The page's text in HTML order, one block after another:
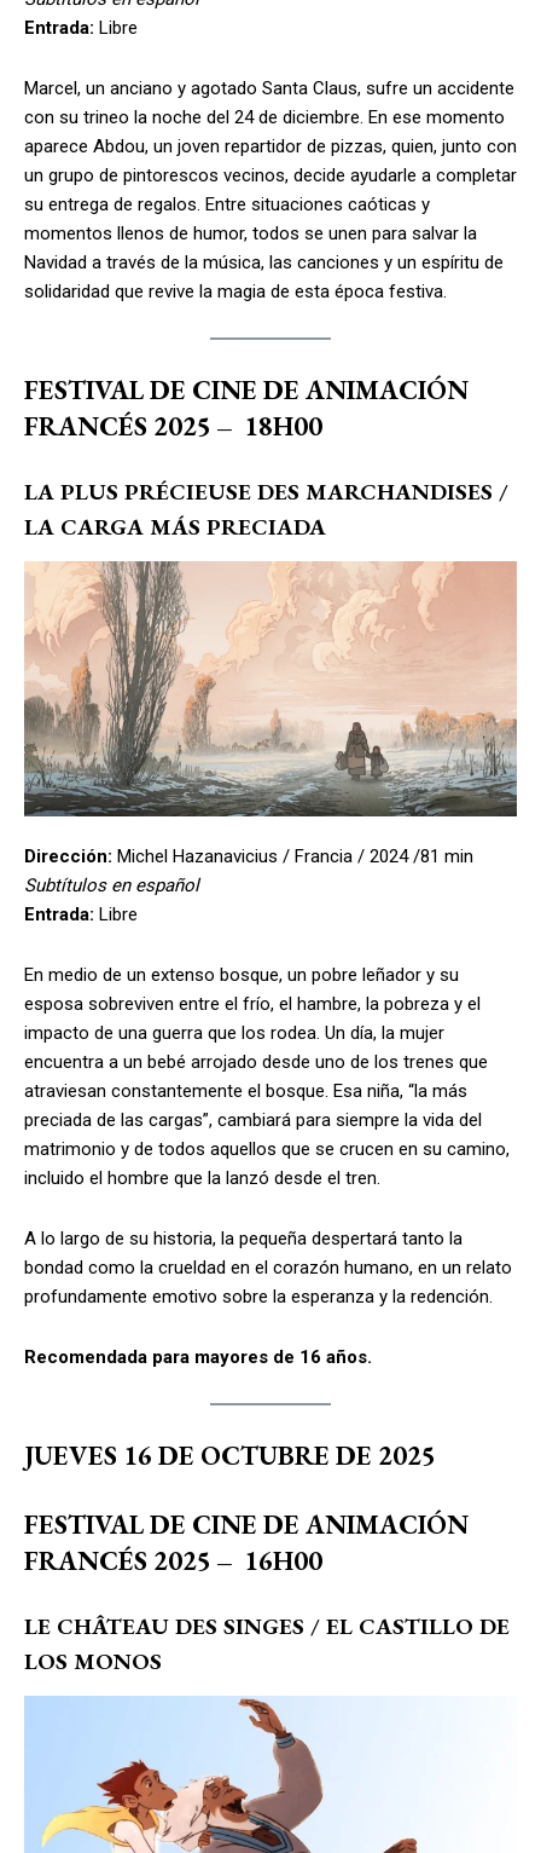
Entrada: Libre
Marcel, un anciano y agotado Santa Claus, sufre un accidente
con su trineo la noche del 24 de diciembre. En ese momento
aparece Abdou, un joven repartidor de pizzas, quien, junto con
un grupo de pintorescos vecinos, decide ayudarle a completar
su entrega de regalos. Entre situaciones caóticas y
momentos llenos de humor, todos se unen para salvar la
Navidad a través de la música, las canciones y un espíritu de
solidaridad que revive la magia de esta época festiva.
FESTIVAL DE CINE DE ANIMACIÓN
FRANCÉS 2025 – 18H00
LA PLUS PRÉCIEUSE DES MARCHANDISES /
LA CARGA MÁS PRECIADA
Dirección: Michel Hazanavicius / Francia / 2024 /81 min
Subtítulos en español
Entrada: Libre
En medio de un extenso bosque, un pobre leñador y su
esposa sobreviven entre el frío, el hambre, la pobreza y el
impacto de una guerra que los rodea. Un día, la mujer
encuentra a un bebé arrojado desde uno de los trenes que
atraviesan constantemente el bosque. Esa niña, “la más
preciada de las cargas”, cambiará para siempre la vida del
matrimonio y de todos aquellos que se crucen en su camino,
incluido el hombre que la lanzó desde el tren.
A lo largo de su historia, la pequeña despertará tanto la
bondad como la crueldad en el corazón humano, en un relato
profundamente emotivo sobre la esperanza y la redención.
Recomendada para mayores de 16 años.
JUEVES 16 DE OCTUBRE DE 2025
FESTIVAL DE CINE DE ANIMACIÓN
FRANCÉS 2025 – 16H00
LE CHÂTEAU DES SINGES / EL CASTILLO DE
LOS MONOS